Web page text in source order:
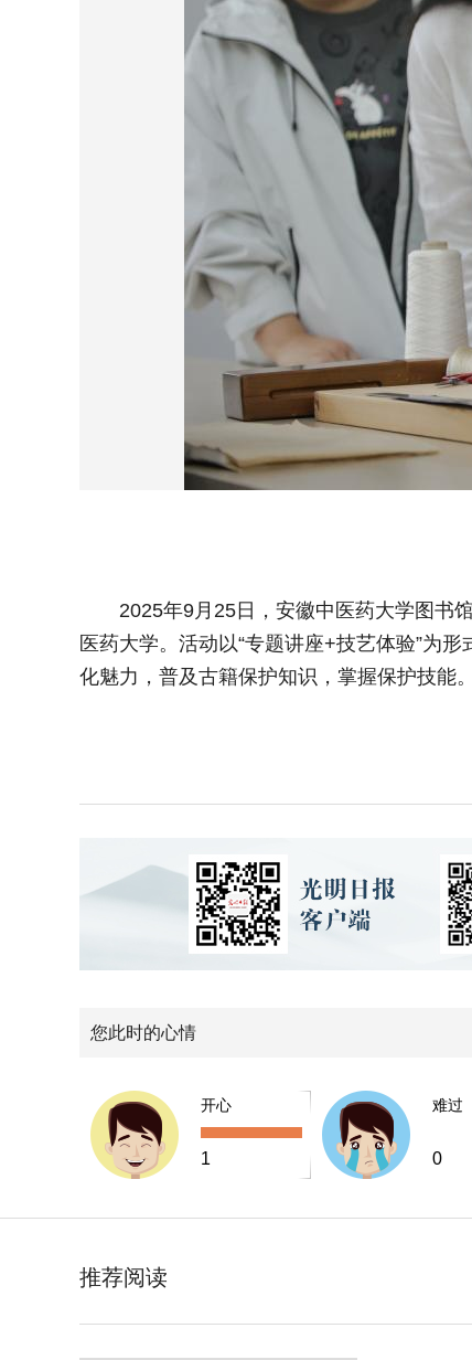
2025年9月25日，安徽中医药大学图书馆
医药大学。活动以“专题讲座+技艺体验”为
化魅力，普及古籍保护知识，掌握保护技能
您此时的心情
开心
1
难过
0
推荐阅读